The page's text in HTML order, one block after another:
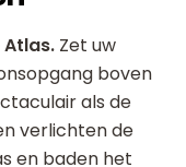
Zet uw
boven
als de
verlichten de
en baden het